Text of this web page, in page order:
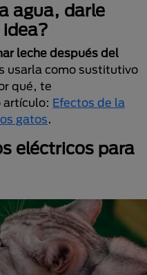
agua, darle
leche después del
usarla como sustitutivo
qué, te
artículo: Efectos de la
gatos.
eléctricos para